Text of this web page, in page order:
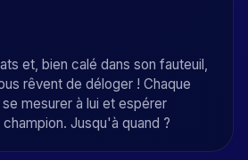
et, bien calé dans son fauteuil,
rêvent de déloger ! Chaque
se mesurer à lui et espérer
Jusqu'à quand ?